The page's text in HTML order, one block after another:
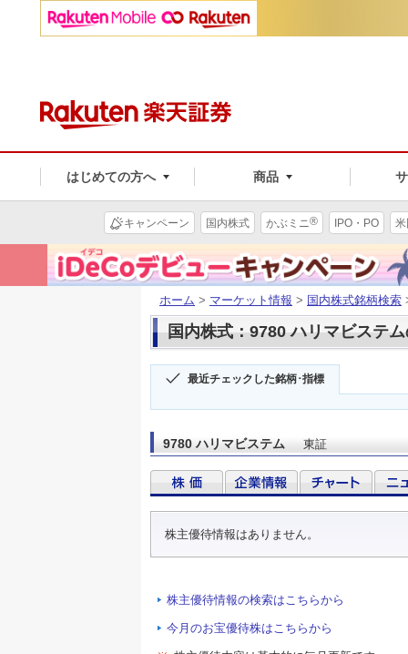
はじめての方へ 商品
キャンペーン 国内株式 かぶミニ® IPO・PO
ホーム > マーケット情報 > 国内株式銘柄検索
国内株式：9780 ハリマビステ
最近チェックした銘柄･指標
9780 ハリマビステム 東証
株主優待情報はありません。
株主優待情報の検索はこちらから
今月のお宝優待株はこちらから